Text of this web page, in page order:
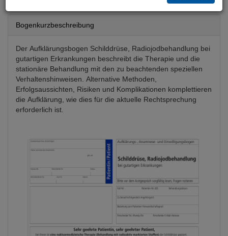
Bogenkurzbeschreibung
Der Aufklärungsbogen Schilddrüse, Radiojodbehandlung bei
gutartigen Erkrankungen beschreibt die Therapie und die
stationäre Behandlung mit den zu beachtenden speziellen
Verhaltenshinweisen. Alternative Methoden,
Erfolgsaussichten, Risiken und Komplikationen komplettieren
die Aufklärung, wie dies für die aktuelle Rechtsprechung
erforderlich ist.